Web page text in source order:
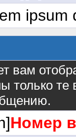
ipsum
вам
только
Номер